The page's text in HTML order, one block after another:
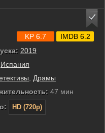
2019
Испания
Драмы
47 мин
HD (720p)
KP 6.7 IMDB 6.2